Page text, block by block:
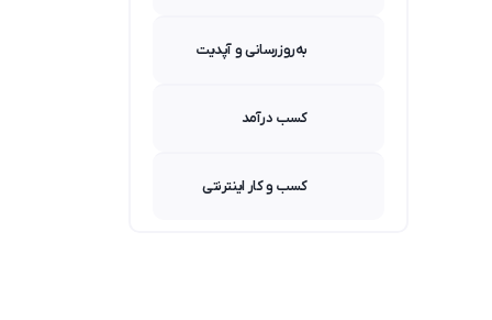
به‌روزرسانی و آپدیت
کسب درآمد
کسب و کار اینترنتی